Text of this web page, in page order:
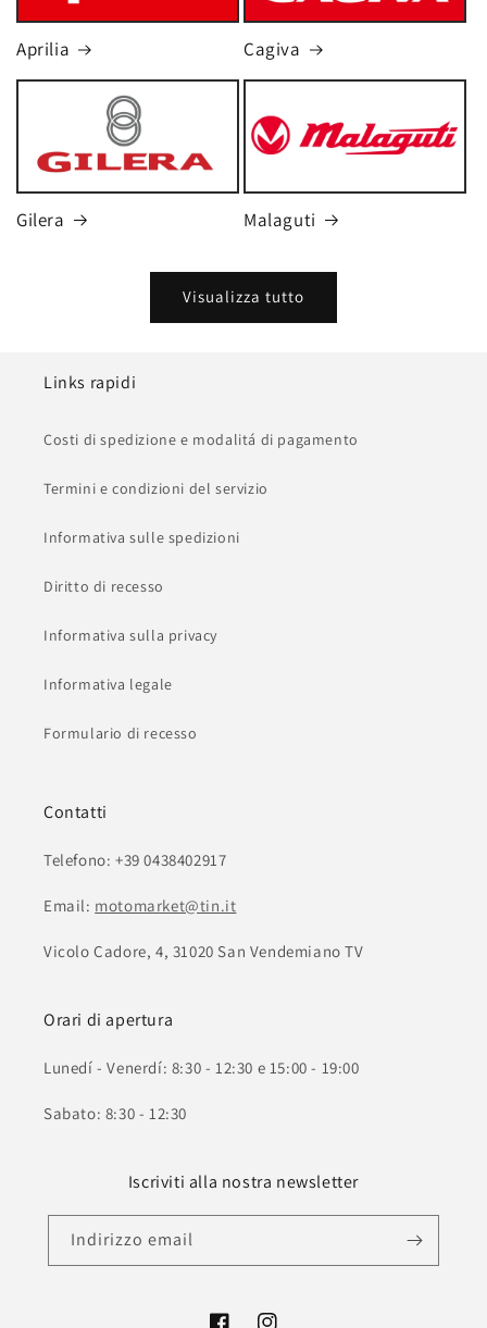
Aprilia Cagiva
Gilera Malaguti
Visualizza tutto
Links rapidi
Costi di spedizione e modalitá di pagamento
Termini e condizioni del servizio
Informativa sulle spedizioni
Diritto di recesso
Informativa sulla privacy
Informativa legale
Formulario di recesso
Contatti
Telefono: +39 0438402917
Email: motomarket@tin.it
Vicolo Cadore, 4, 31020 San Vendemiano TV
Orari di apertura
Lunedí - Venerdí: 8:30 - 12:30 e 15:00 - 19:00
Sabato: 8:30 - 12:30
Iscriviti alla nostra newsletter
Indirizzo email